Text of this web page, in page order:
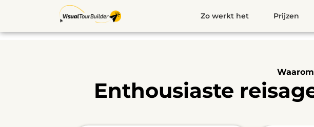
de
Zo werkt het Prijzen
Enthousiaste